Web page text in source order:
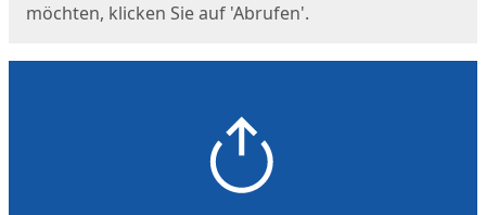
möchten, klicken Sie auf 'Abrufen'.